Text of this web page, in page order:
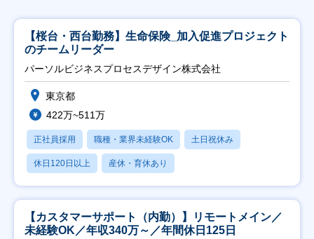
【桜台・西台勤務】生命保険_加入促進プロジェクト
のチームリーダー
パーソルビジネスプロセスデザイン株式会社
東京都
422万~511万
正社員採用 職種・業界未経験OK 土日祝休み
休日120日以上 産休・育休あり
【カスタマーサポート（内勤）】リモートメイン／
未経験OK／年収340万～／年間休日125日